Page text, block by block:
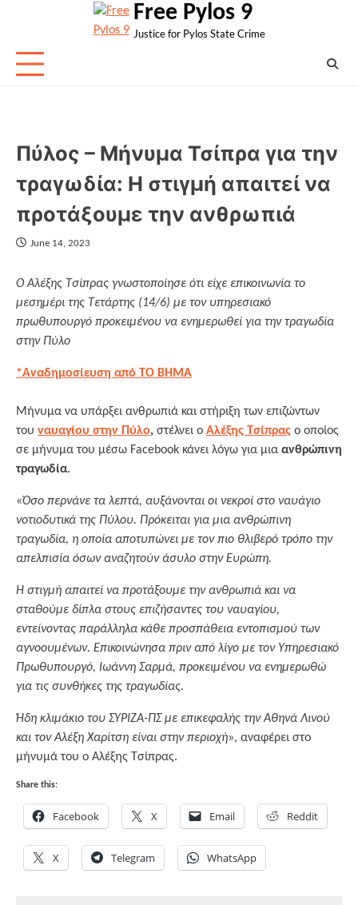
Free Pylos 9
Justice for Pylos State Crime
Πύλος – Μήνυμα Τσίπρα για την
τραγωδία: Η στιγμή απαιτεί να
προτάξουμε την ανθρωπιά
June 14, 2023
Ο Αλέξης Τσίπρας γνωστοποίησε ότι είχε επικοινωνία το
μεσημέρι της Τετάρτης (14/6) με τον υπηρεσιακό
πρωθυπουργό προκειμένου να ενημερωθεί για την τραγωδία
στην Πύλο
*Αναδημοσίευση από ΤΟ ΒΗΜΑ
Μήνυμα να υπάρξει ανθρωπιά και στήριξη των επιζώντων
του ναυαγίου στην Πύλο, στέλνει ο Αλέξης Τσίπρας ο οποίος
σε μήνυμα του μέσω Facebook κάνει λόγω για μια ανθρώπινη
τραγωδία.
«Όσο περνάνε τα λεπτά, αυξάνονται οι νεκροί στο ναυάγιο
νοτιοδυτικά της Πύλου. Πρόκειται για μια ανθρώπινη
τραγωδία, η οποία αποτυπώνει με τον πιο θλιβερό τρόπο την
απελπισία όσων αναζητούν άσυλο στην Ευρώπη.
Η στιγμή απαιτεί να προτάξουμε την ανθρωπιά και να
σταθούμε δίπλα στους επιζήσαντες του ναυαγίου,
εντείνοντας παράλληλα κάθε προσπάθεια εντοπισμού των
αγνοουμένων. Επικοινώνησα πριν από λίγο με τον Υπηρεσιακό
Πρωθυπουργό, Ιωάννη Σαρμά, προκειμένου να ενημερωθώ
για τις συνθήκες της τραγωδίας.
Ήδη κλιμάκιο του ΣΥΡΙΖΑ-ΠΣ με επικεφαλής την Αθηνά Λινού
και τον Αλέξη Χαρίτση είναι στην περιοχή», αναφέρει στο
μήνυμά του ο Αλέξης Τσίπρας.
Share this:
Facebook X Email Reddit
X Telegram WhatsApp